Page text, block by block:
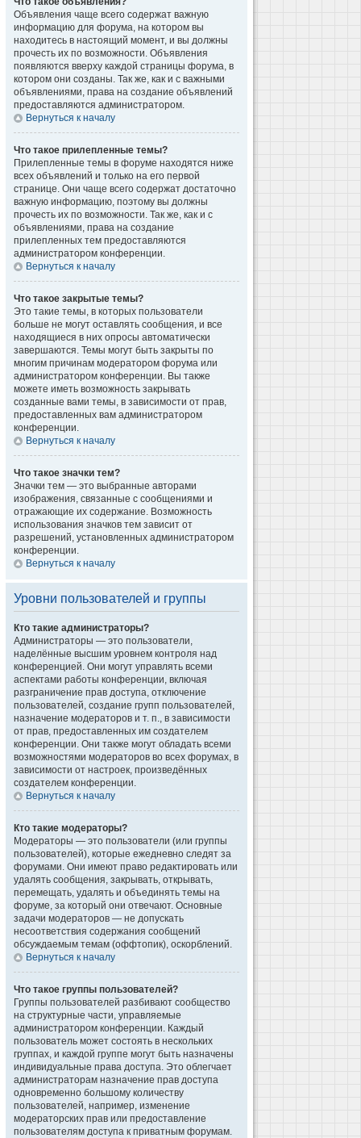
Объявления чаще всего содержат важную
информацию для форума, на котором вы
находитесь в настоящий момент, и вы должны
прочесть их по возможности. Объявления
появляются вверху каждой страницы форума, в
котором они созданы. Так же, как и с важными
объявлениями, права на создание объявлений
предоставляются администратором.
Вернуться к началу
Что такое прилепленные темы?
Прилепленные темы в форуме находятся ниже
всех объявлений и только на его первой
странице. Они чаще всего содержат достаточно
важную информацию, поэтому вы должны
прочесть их по возможности. Так же, как и с
объявлениями, права на создание
прилепленных тем предоставляются
администратором конференции.
Вернуться к началу
Что такое закрытые темы?
Это такие темы, в которых пользователи
больше не могут оставлять сообщения, и все
находящиеся в них опросы автоматически
завершаются. Темы могут быть закрыты по
многим причинам модератором форума или
администратором конференции. Вы также
можете иметь возможность закрывать
созданные вами темы, в зависимости от прав,
предоставленных вам администратором
конференции.
Вернуться к началу
Что такое значки тем?
Значки тем — это выбранные авторами
изображения, связанные с сообщениями и
отражающие их содержание. Возможность
использования значков тем зависит от
разрешений, установленных администратором
конференции.
Вернуться к началу
Уровни пользователей и группы
Кто такие администраторы?
Администраторы — это пользователи,
наделённые высшим уровнем контроля над
конференцией. Они могут управлять всеми
аспектами работы конференции, включая
разграничение прав доступа, отключение
пользователей, создание групп пользователей,
назначение модераторов и т. п., в зависимости
от прав, предоставленных им создателем
конференции. Они также могут обладать всеми
возможностями модераторов во всех форумах, в
зависимости от настроек, произведённых
создателем конференции.
Вернуться к началу
Кто такие модераторы?
Модераторы — это пользователи (или группы
пользователей), которые ежедневно следят за
форумами. Они имеют право редактировать или
удалять сообщения, закрывать, открывать,
перемещать, удалять и объединять темы на
форуме, за который они отвечают. Основные
задачи модераторов — не допускать
несоответствия содержания сообщений
обсуждаемым темам (оффтопик), оскорблений.
Вернуться к началу
Что такое группы пользователей?
Группы пользователей разбивают сообщество
на структурные части, управляемые
администратором конференции. Каждый
пользователь может состоять в нескольких
группах, и каждой группе могут быть назначены
индивидуальные права доступа. Это облегчает
администраторам назначение прав доступа
одновременно большому количеству
пользователей, например, изменение
модераторских прав или предоставление
пользователям доступа к приватным форумам.